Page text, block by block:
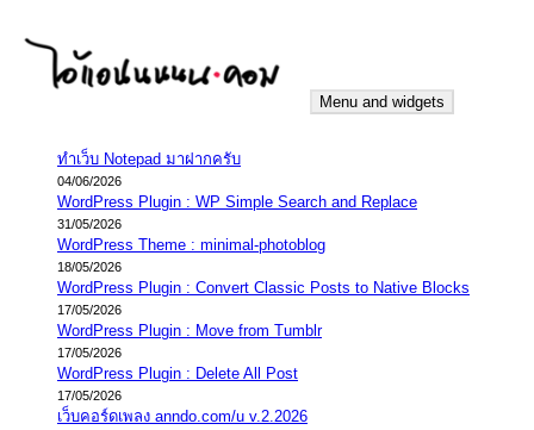
content
iannnnn.com
ความจริงมีสองด้าน คือจริงของมึง กับจริงของกู
Menu and widgets
ทำเว็บ Notepad มาฝากครับ
04/06/2026
WordPress Plugin : WP Simple Search and Replace
31/05/2026
WordPress Theme : minimal-photoblog
18/05/2026
WordPress Plugin : Convert Classic Posts to Native Blocks
17/05/2026
WordPress Plugin : Move from Tumblr
17/05/2026
WordPress Plugin : Delete All Post
17/05/2026
เว็บคอร์ดเพลง anndo.com/u v.2.2026